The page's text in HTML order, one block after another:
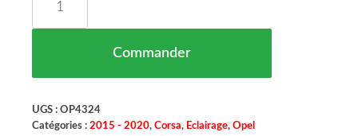
Commander
UGS : OP4324
Catégories : 2015 - 2020, Corsa, Eclairage, Opel